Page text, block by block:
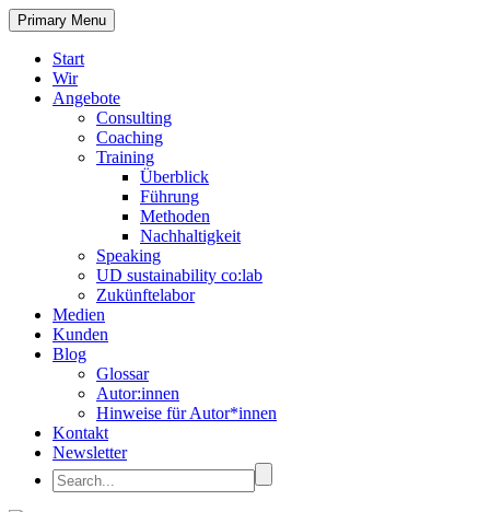
Primary Menu
Start
Wir
Angebote
Consulting
Coaching
Training
Überblick
Führung
Methoden
Nachhaltigkeit
Speaking
UD sustainability co:lab
Zukünftelabor
Medien
Kunden
Blog
Glossar
Autor:innen
Hinweise für Autor*innen
Kontakt
Newsletter